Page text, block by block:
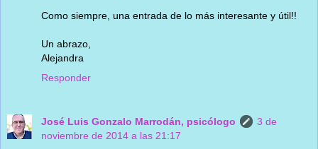
Como siempre, una entrada de lo más interesante y útil!!
Un abrazo,
Alejandra
Responder
José Luis Gonzalo Marrodán, psicólogo
3 de
noviembre de 2014 a las 21:17